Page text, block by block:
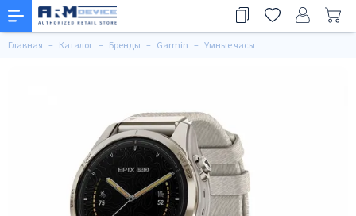
Главная Каталог Бренды Garmin Умные часы